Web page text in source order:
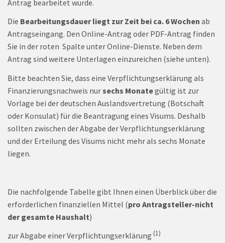
Antrag bearbeitet wurde.
Die Bearbeitungsdauer liegt zur Zeit bei ca. 6 Wochen ab
Antragseingang. Den Online-Antrag oder PDF-Antrag finden
Sie in der roten Spalte unter Online-Dienste. Neben dem
Antrag sind weitere Unterlagen einzureichen (siehe unten).
Bitte beachten Sie, dass eine Verpflichtungserklärung als
Finanzierungsnachweis nursechs Monategültig ist zur
Vorlage bei der deutschen Auslandsvertretung (Botschaft
oder Konsulat) für die Beantragung eines Visums. Deshalb
sollten zwischen der Abgabe der Verpflichtungserklärung
und der Erteilung des Visums nicht mehr als sechs Monate
liegen.
Die nachfolgende Tabelle gibt Ihnen einen Überblick über die
erforderlichen finanziellen Mittel (pro Antragsteller-nicht
der gesamte Haushalt)
zur Abgabe einer Verpflichtungserklärung (1)